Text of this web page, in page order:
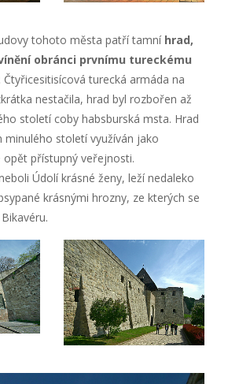
tohoto města patří tamní hrad,
obránci prvnímu tureckému
. Čtyřicesitisícová turecká armáda na
nestačila, hrad byl rozbořen až
století coby habsburská msta. Hrad
minulého století využíván jako
opět přístupný veřejnosti.
Údolí krásné ženy, leží nedaleko
krásnými hrozny, ze kterých se